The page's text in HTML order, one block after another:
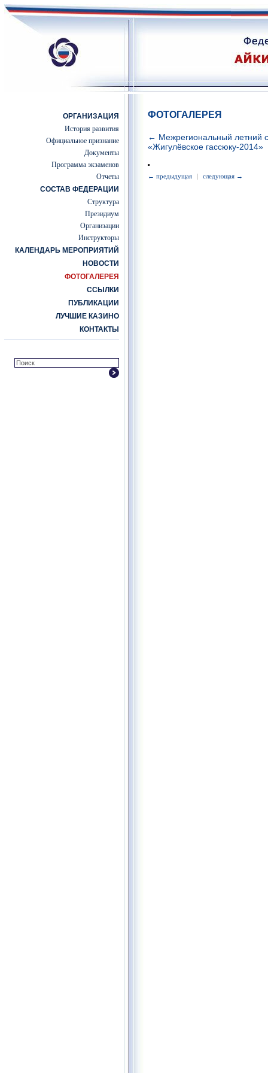
ОРГАНИЗАЦИЯ
История развития
Официальное признание
Документы
Программа экзаменов
Отчеты
СОСТАВ ФЕДЕРАЦИИ
Структура
Президиум
Организации
Инструкторы
КАЛЕНДАРЬ МЕРОПРИЯТИЙ
НОВОСТИ
ФОТОГАЛЕРЕЯ
ССЫЛКИ
ПУБЛИКАЦИИ
ЛУЧШИЕ КАЗИНО
КОНТАКТЫ
ФОТОГАЛЕРЕЯ
← Межрегиональный летний
«Жигулёвское гассюку-2014»
← предыдущая | следующая →